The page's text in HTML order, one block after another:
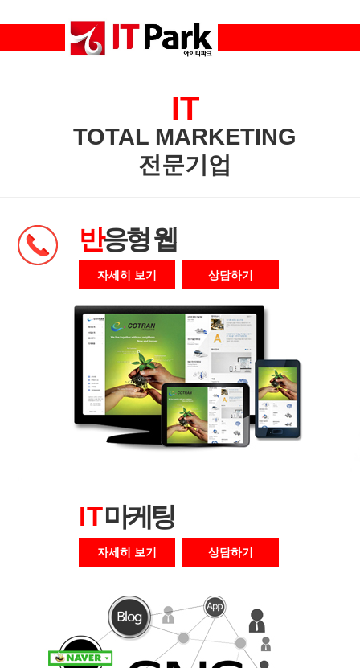
IT
TOTAL MARKETING
전문기업
반응형 웹
자세히 보기 상담하기
I T마케팅
자세히 보기 상담하기